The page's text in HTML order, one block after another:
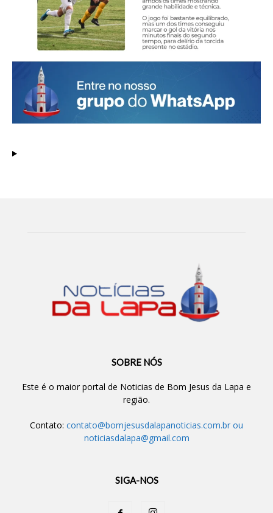
SOBRE NÓS
Este é o maior portal de Noticias de Bom Jesus da Lapa e
região.
Contato: contato@bomjesusdalapanoticias.com.br ou
noticiasdalapa@gmail.com
SIGA-NOS